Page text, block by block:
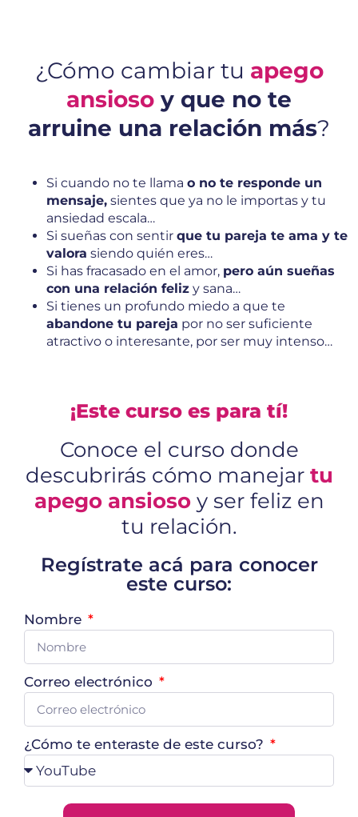
¿Cómo cambiar tu apego
ansioso y que no te
arruine una relación más?
Si cuando no te llama o no te responde un
mensaje, sientes que ya no le importas y tu
ansiedad escala…
Si sueñas con sentir que tu pareja te ama y te
valora siendo quién eres…
Si has fracasado en el amor, pero aún sueñas
con una relación feliz y sana…
Si tienes un profundo miedo a que te
abandone tu pareja por no ser suficiente
atractivo o interesante, por ser muy intenso…
¡Este curso es para tí!
Conoce el curso donde
descubrirás cómo manejar tu
apego ansiosoy ser feliz en
tu relación.
Regístrate acá para conocer
este curso:
Nombre
Correo electrónico
¿Cómo te enteraste de este curso?